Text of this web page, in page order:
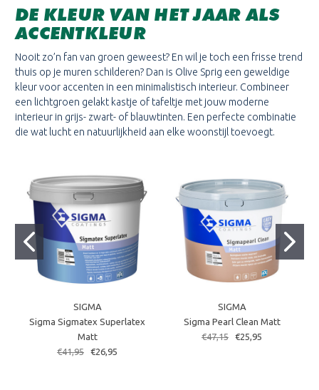
DE KLEUR VAN HET JAAR ALS
ACCENTKLEUR
Nooit zo’n fan van groen geweest? En wil je toch een frisse trend
thuis op je muren schilderen? Dan is Olive Sprig een geweldige
kleur voor accenten in een minimalistisch interieur. Combineer
een lichtgroen gelakt kastje of tafeltje met jouw moderne
interieur in grijs- zwart- of blauwtinten. Een perfecte combinatie
die wat lucht en natuurlijkheid aan elke woonstijl toevoegt.
SIGMA
Sigma Sigmatex Superlatex
Matt
€41,95
€26,95
SIGMA
Sigma Pearl Clean Matt
€47,15
€25,95